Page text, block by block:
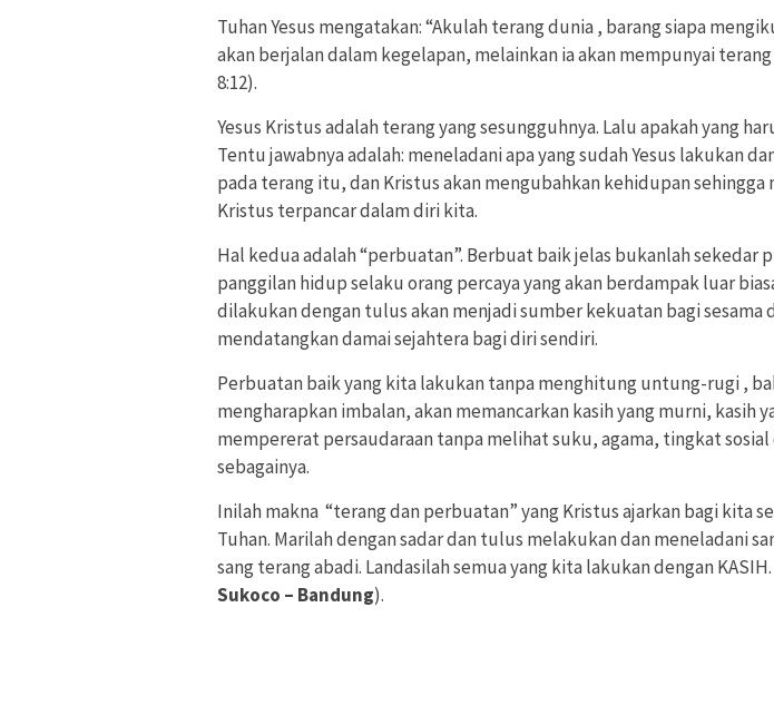
Tuhan Yesus mengatakan: “Akulah terang dunia , barang siapa
akan berjalan dalam kegelapan, melainkan ia akan mempunyai terang
8:12).
Yesus Kristus adalah terang yang sesungguhnya. Lalu apakah yang
Tentu jawabnya adalah: meneladani apa yang sudah Yesus lakukan
pada terang itu, dan Kristus akan mengubahkan kehidupan sehingga
Kristus terpancar dalam diri kita.
Hal kedua adalah “perbuatan”. Berbuat baik jelas bukanlah sekedar
panggilan hidup selaku orang percaya yang akan berdampak luar
dilakukan dengan tulus akan menjadi sumber kekuatan bagi sesama
mendatangkan damai sejahtera bagi diri sendiri.
Perbuatan baik yang kita lakukan tanpa menghitung untung-rugi ,
mengharapkan imbalan, akan memancarkan kasih yang murni, kasih
mempererat persaudaraan tanpa melihat suku, agama, tingkat sosial
sebagainya.
Inilah makna “terang dan perbuatan” yang Kristus ajarkan bagi kita
Tuhan. Marilah dengan sadar dan tulus melakukan dan meneladani
sang terang abadi. Landasilah semua yang kita lakukan dengan
Sukoco – Bandung).